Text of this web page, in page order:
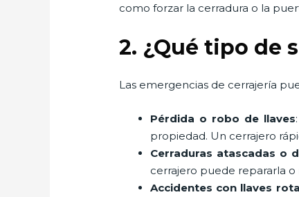
como forzar la cerradura o la
2. ¿Qué tipo de
Las emergencias de cerrajería
Pérdida o robo de llaves
propiedad. Un cerrajero
Cerraduras atascadas o
cerrajero puede repararla
Accidentes con llaves